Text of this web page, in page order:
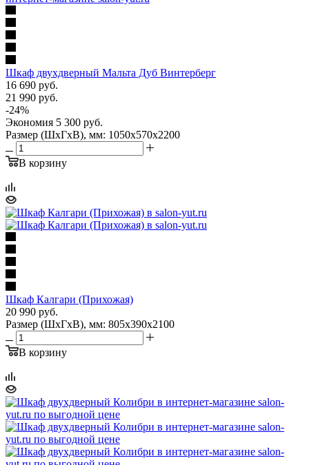
Шкаф двухдверный Мальта Дуб Винтерберг
16 690 руб.
21 990 руб.
-24%
Экономия 5 300 руб.
Размер (ШхГхВ), мм: 1050х570х2200
В корзину
Шкаф Калгари (Прихожая)
20 990 руб.
Размер (ШхГхВ), мм: 805х390х2100
В корзину